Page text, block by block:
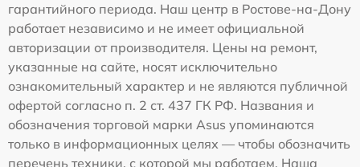
гарантийного периода. Наш центр в Ростове-на-Дону
работает независимо и не имеет официальной
авторизации от производителя. Цены на ремонт,
указанные на сайте, носят исключительно
ознакомительный характер и не являются публичной
офертой согласно п. 2 ст. 437 ГК РФ. Названия и
обозначения торговой марки Asus упоминаются
только в информационных целях — чтобы обозначить
перечень техники, с которой мы работаем. Наша